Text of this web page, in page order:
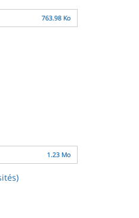
763.98 Ko
1.23 Mo